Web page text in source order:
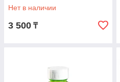
Нет в наличии
3 500 ₸